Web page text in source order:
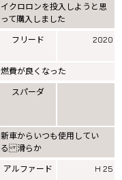
イクロロンを投入しようと思
って購入しました
フリード 2020
燃費が良くなった
スパーダ
新車からいつも使用してい
る 滑らか
アルファード H 25